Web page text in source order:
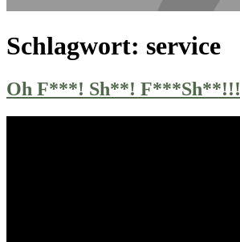
Schlagwort: service
Oh F***! Sh**! F***Sh**!!!